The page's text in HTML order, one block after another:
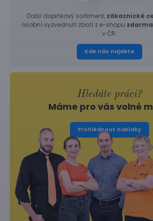
Další doplňkový sortiment, zákaznické
osobní vyzvednutí zboží z e-shopu
v ČR.
Kde nás najdete
Hledáte práci?
Máme pro vás volné
Prohlédnout nabídky